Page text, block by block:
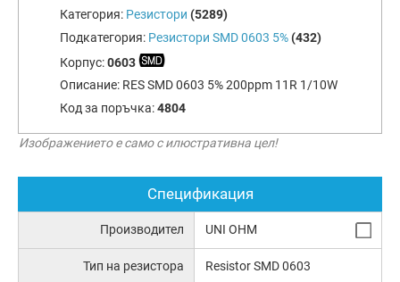
Категория: Резистори (5289)
Подкатегория: Резистори SMD 0603 5%(432)
Корпус:0603
Описание: RES SMD 0603 5% 200ppm 11R 1/10W
Код за поръчка:4804
Изображението е само с илюстративна цел!
Спецификация
Производител UNI OHM
Тип на резистора Resistor SMD 0603